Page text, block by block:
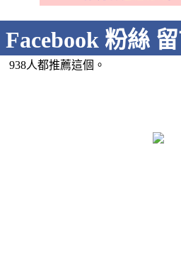
Facebook 粉絲
938人都推薦這個。